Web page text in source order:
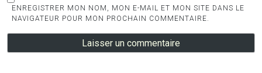
ENREGISTRER MON NOM, MON E-MAIL ET MON SITE DANS LE
NAVIGATEUR POUR MON PROCHAIN COMMENTAIRE.